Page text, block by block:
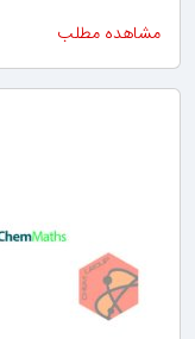
مشاهده مطلب